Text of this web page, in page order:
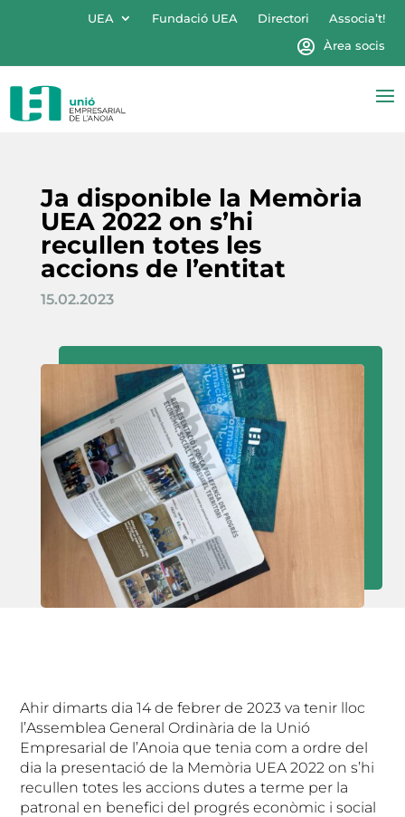
UEA Fundació UEA Directori
Associa’t!
Àrea socis
Ja disponible la Memòria
UEA 2022 on s’hi
recullen totes les
accions de l’entitat
15.02.2023
Ahir dimarts dia 14 de febrer de 2023 va tenir lloc
l’Assemblea General Ordinària de la Unió
Empresarial de l’Anoia que tenia com a ordre del
dia la presentació de la Memòria UEA 2022 on s’hi
recullen totes les accions dutes a terme per la
patronal en benefici del progrés econòmic i social